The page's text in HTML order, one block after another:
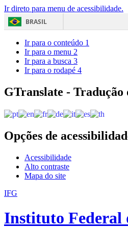
Ir direto para menu de acessibilidade.
BRASIL
Ir para o conteúdo 1
Ir para o menu 2
Ir para a busca 3
Ir para o rodapé 4
GTranslate - Tradução
Opções de
Acessibilidade
Alto contraste
Mapa do site
IFG
Instituto Federal